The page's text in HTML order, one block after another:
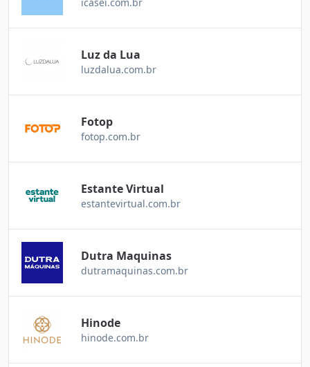
Luz da Lua
luzdalua.com.br
Fotop
fotop.com.br
Estante Virtual
estantevirtual.com.br
Dutra Maquinas
dutramaquinas.com.br
Hinode
hinode.com.br